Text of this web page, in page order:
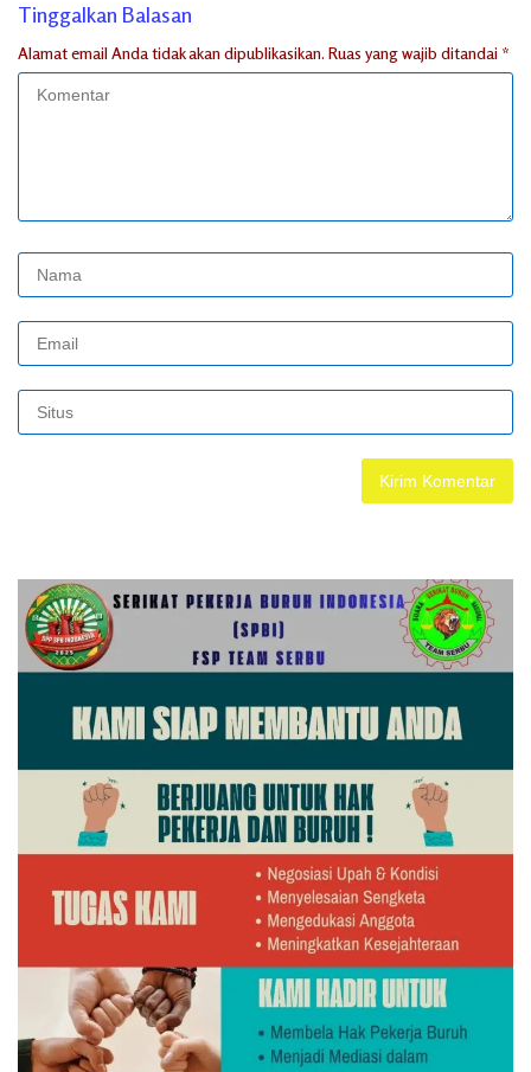
Tinggalkan Balasan
Alamat email Anda tidak akan dipublikasikan. Ruas yang wajib ditandai *